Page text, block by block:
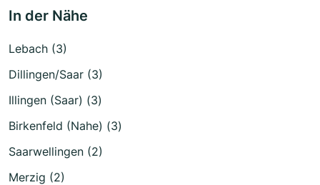
In der Nähe
Lebach (3)
Dillingen/Saar (3)
Illingen (Saar) (3)
Birkenfeld (Nahe) (3)
Saarwellingen (2)
Merzig (2)